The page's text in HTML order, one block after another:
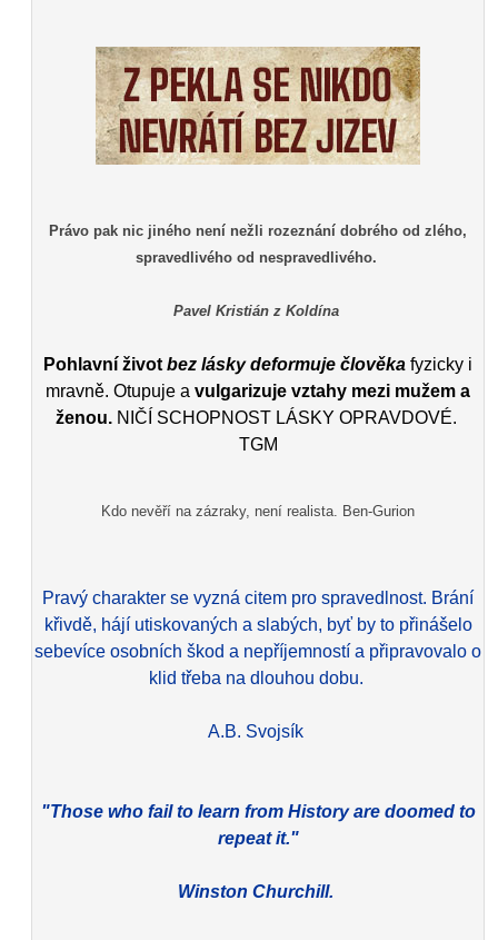
Právo pak nic jiného není nežli rozeznání dobrého od zlého,
spravedlivého od nespravedlivého.
Pavel Kristián z Koldína
Pohlavní život bez lásky deformuje člověka fyzicky i
mravně. Otupuje avulgarizuje vztahy mezi mužem a
ženou. NIČÍ SCHOPNOST LÁSKY OPRAVDOVÉ.
TGM
Kdo nevěří na zázraky, není realista. Ben-Gurion
Pravý charakter se vyzná citem pro spravedlnost. Brání
křivdě, hájí utiskovaných a slabých, byť by to přinášelo
sebevíce osobních škod a nepříjemností a připravovalo o
klid třeba na dlouhou dobu.
A.B. Svojsík
"Those who fail to learn from History are doomed to
repeat it."
Winston Churchill.